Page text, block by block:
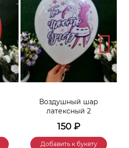
Воздушный шар
латексный 2
150 ₽
Добавить к букету